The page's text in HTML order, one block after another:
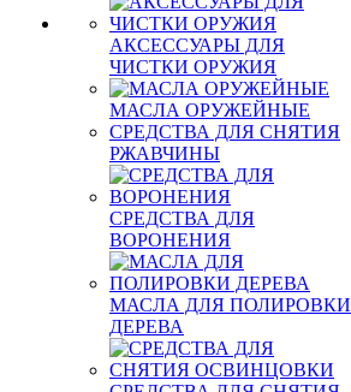
АКСЕССУАРЫ ДЛЯ
ЧИСТКИ ОРУЖИЯ
МАСЛА ОРУЖЕЙНЫЕ
СРЕДСТВА ДЛЯ СНЯТИЯ
РЖАВЧИНЫ
СРЕДСТВА ДЛЯ
ВОРОНЕНИЯ
МАСЛА ДЛЯ ПОЛИРОВКИ
ДЕРЕВА